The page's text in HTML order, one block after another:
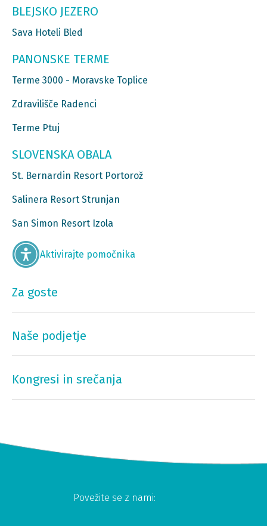
BLEJSKO JEZERO
Sava Hoteli Bled
PANONSKE TERME
Terme 3000 - Moravske Toplice
Zdravilišče Radenci
Terme Ptuj
SLOVENSKA OBALA
St. Bernardin Resort Portorož
Salinera Resort Strunjan
San Simon Resort Izola
Aktivirajte pomočnika
Za goste
Naše podjetje
Kongresi in srečanja
Povežite se z nami: